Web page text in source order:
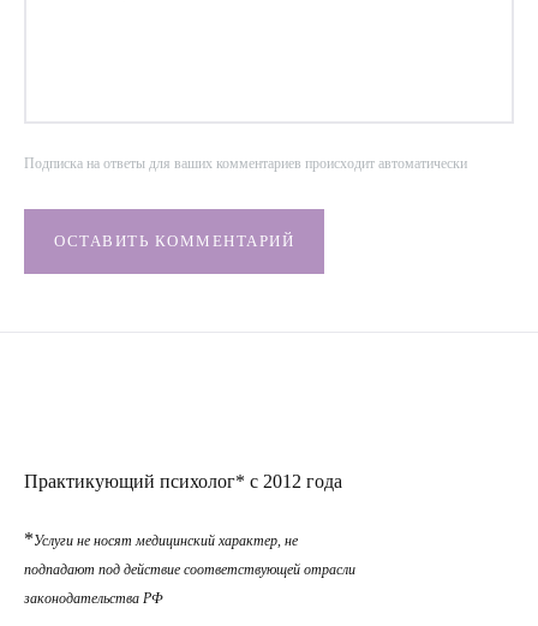
Подписка на ответы для ваших комментариев происходит автоматически
ОСТАВИТЬ КОММЕНТАРИЙ
Практикующий психолог* с 2012 года
*Услуги не носят медицинский характер, не
подпадают под действие соответствующей отрасли
законодательства РФ